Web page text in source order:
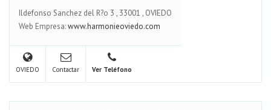
Ildefonso Sanchez del R?o 3 , 33001 , OVIEDO
Web Empresa:www.harmonieoviedo.com
OVIEDO Contactar Ver Teléfono